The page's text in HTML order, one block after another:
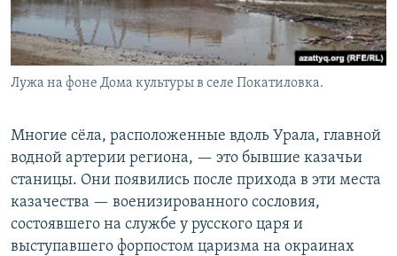
Лужа на фоне Дома культуры в селе Покатиловка.
Многие сёла, расположенные вдоль Урала, главной
водной артерии региона, — это бывшие казачьи
станицы. Они появились после прихода в эти места
казачества — военизированного сословия,
состоявшего на службе у русского царя и
выступавшего форпостом царизма на окраинах